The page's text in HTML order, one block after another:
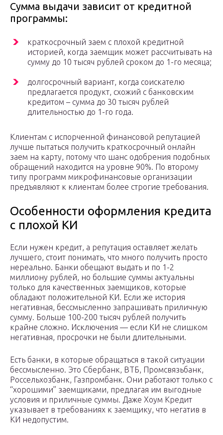
Сумма выдачи зависит от кредитной
программы:
краткосрочный заем с плохой кредитной
историей, когда заемщик может рассчитывать на
сумму до 10 тысяч рублей сроком до 1-го месяца;
долгосрочный вариант, когда соискателю
предлагается продукт, схожий с банковским
кредитом – сумма до 30 тысяч рублей
длительностью до 1-го года.
Клиентам с испорченной финансовой репутацией
лучше пытаться получить краткосрочный онлайн
заем на карту, потому что шанс одобрения подобных
обращений находится на уровне 90%. По второму
типу программ микрофинансовые организации
предъявляют к клиентам более строгие требования.
Особенности оформления кредита
с плохой КИ
Если нужен кредит, а репутация оставляет желать
лучшего, стоит понимать, что много получить просто
нереально. Банки обещают выдать и по 1-2
миллиону рублей, но большие суммы актуальны
только для качественных заемщиков, которые
обладают положительной КИ. Если же история
негативная, бессмысленно запрашивать приличную
сумму. Больше 100-200 тысяч рублей получить
крайне сложно. Исключения — если КИ не слишком
негативная, просрочки не были длительными.
Есть банки, в которые обращаться в такой ситуации
бессмысленно. Это Сбербанк, ВТБ, Промсвязьбанк,
Россельхозбанк, Газпромбанк. Они работают только с
“хорошими” заемщиками, предлагая им выгодные
условия и приличные суммы. Даже Хоум Кредит
указывает в требованиях к заемщику, что негатив в
КИ недопустим.